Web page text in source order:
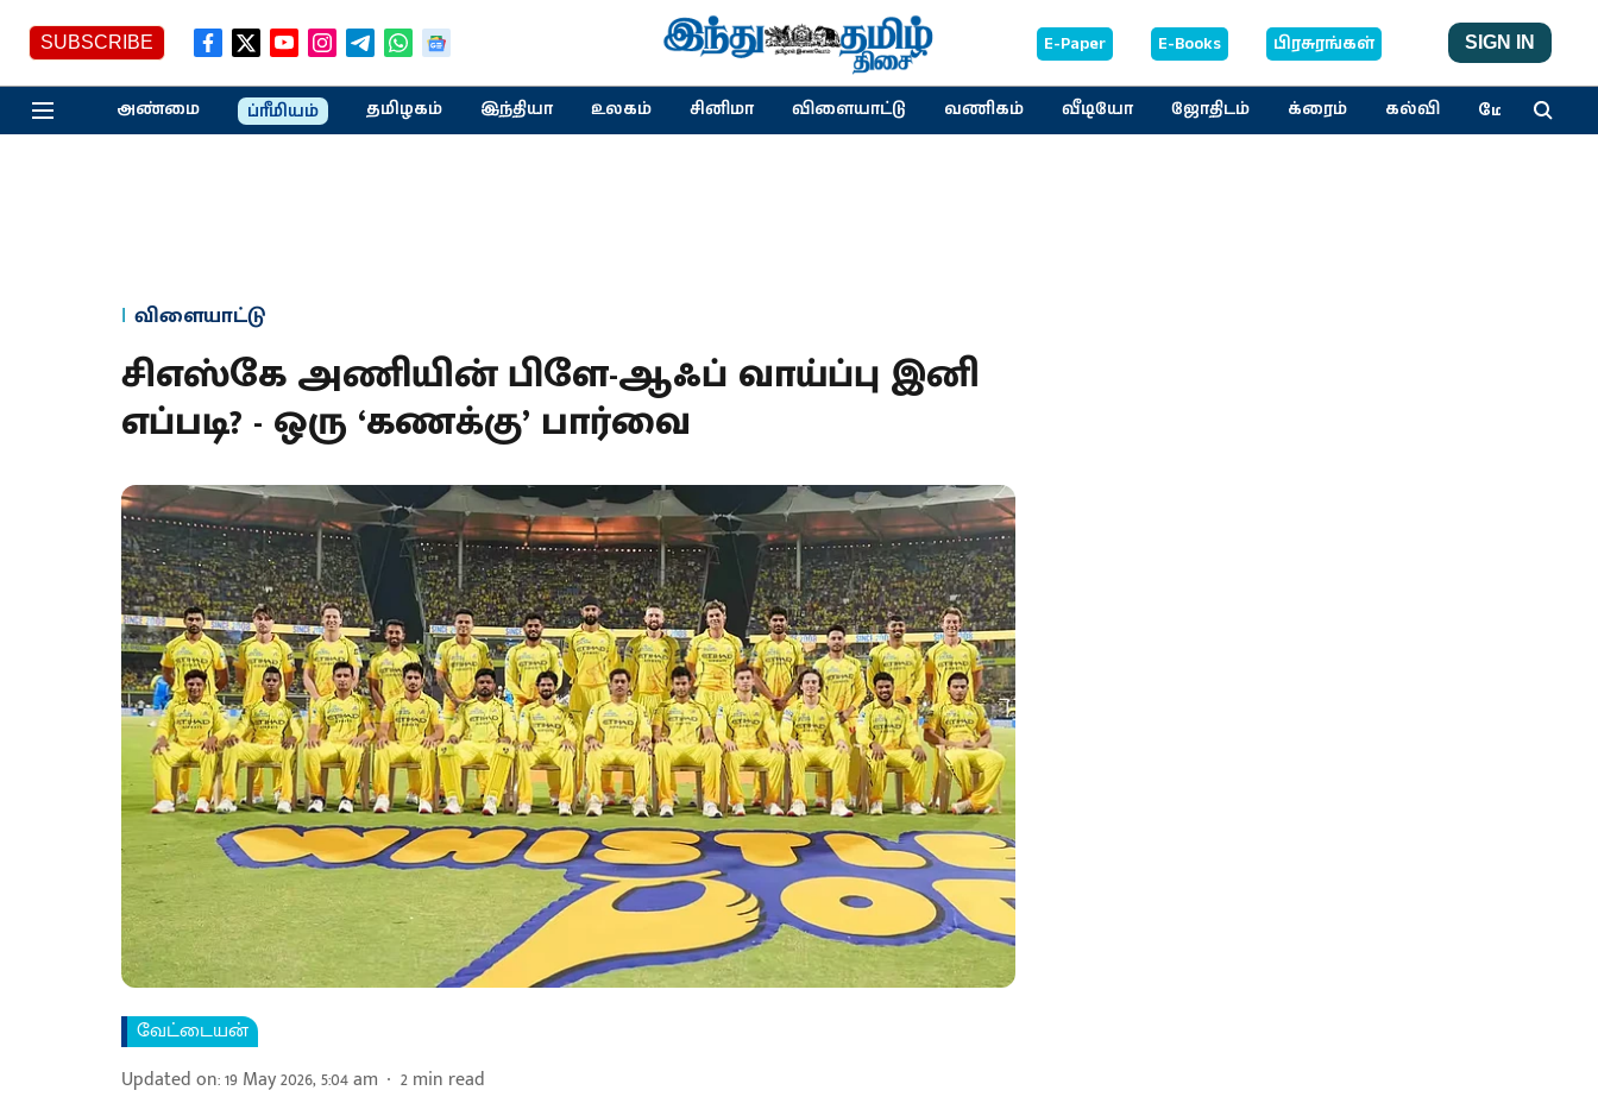
SUBSCRIBE E-Paper E-Books பிரசுரங்கள் SIGN IN
அண்மை ப்ரீமியம் தமிழகம் இந்தியா உலகம் சினிமா விளையாட்டு வணிகம் வீடியோ ஜோதிடம் க்ரைம் கல்வி மேலும்
விளையாட்டு
சிஎஸ்கே அணியின் பிளே-ஆஃப் வாய்ப்பு இனி
எப்படி? - ஒரு ‘கணக்கு’ பார்வை
வேட்டையன்
Updated on:19 May 2026, 5:04 am 2min read